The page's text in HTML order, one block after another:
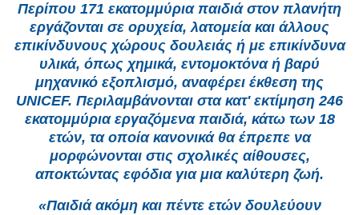
Περίπου 171 εκατομμύρια παιδιά στον πλανήτη
εργάζονται σε ορυχεία, λατομεία και άλλους
επικίνδυνους χώρους δουλειάς ή με επικίνδυνα
υλικά, όπως χημικά, εντομοκτόνα ή βαρύ
μηχανικό εξοπλισμό, αναφέρει έκθεση της
UNICEF. Περιλαμβάνονται στα κατ' εκτίμηση 246
εκατομμύρια εργαζόμενα παιδιά, κάτω των 18
ετών, τα οποία κανονικά θα έπρεπε να
μορφώνονται στις σχολικές αίθουσες,
αποκτώντας εφόδια για μια καλύτερη ζωή.
«Παιδιά ακόμη και πέντε ετών δουλεύουν